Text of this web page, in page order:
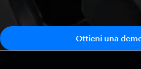
Ottieni una